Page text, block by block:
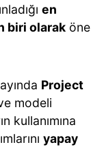
en
biri olarak öne
Project
modeli
kullanımına
yapay